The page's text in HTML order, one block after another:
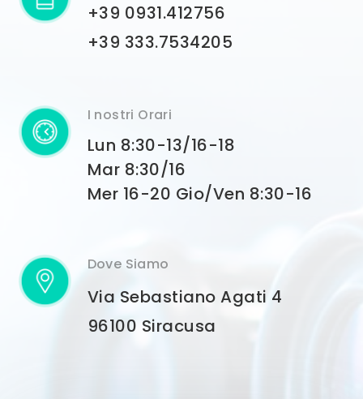
+39 0931.412756
+39 333.7534205
I nostri Orari
Lun 8:30-13/16-18
Mar 8:30/16
Mer 16-20 Gio/Ven 8:30-16
Dove Siamo
Via Sebastiano Agati 4
96100 Siracusa